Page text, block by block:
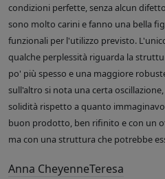
condizioni perfette, senza alcun
sono molto carini e fanno una bella
funzionali per l'utilizzo previsto.
qualche perplessità riguarda la
po' più spesso e una maggiore
sull'altro si nota una certa
solidità rispetto a quanto
buon prodotto, ben rifinito e con un
ma con una struttura che potrebbe
Anna CheyenneTeresa